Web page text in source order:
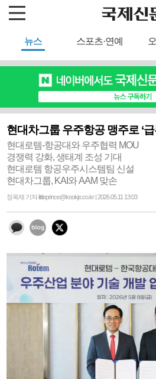
뉴스 스포츠·연예
현대차그룹 우주항공 맹주로 ‘
현대로템-항공대와 우주협력 MOU
경쟁력 강화, 생태계 조성 기대
현대로템 항공우주시스템팀 신설
현대차그룹, KAI와 AAM 맞손
정옥재 기자 littleprince@kookje.co.kr | 2026.05.11 13:03